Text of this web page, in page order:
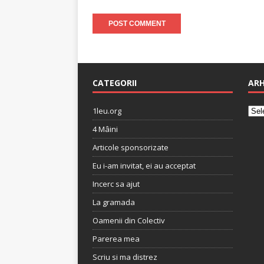
CATEGORII
1leu.org
4 Mâini
Articole sponsorizate
Eu i-am invitat, ei au acceptat
Incerc sa ajut
La gramada
Oamenii din Colectiv
Parerea mea
Scriu si ma distrez